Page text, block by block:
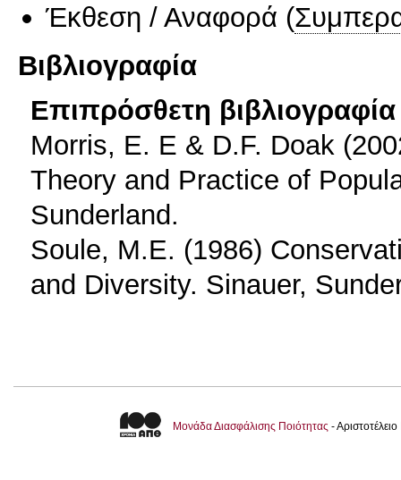
Έκθεση / Αναφορά (
Βιβλιογραφία
Επιπρόσθετη βιβλιογραφία
Morris, E. E & D.F. Doak
Theory and Practice of
Sunderland.
Soule, M.E. (1986)
and Diversity. Sinauer,
Μονάδα Διασφάλισης Ποιότητας -